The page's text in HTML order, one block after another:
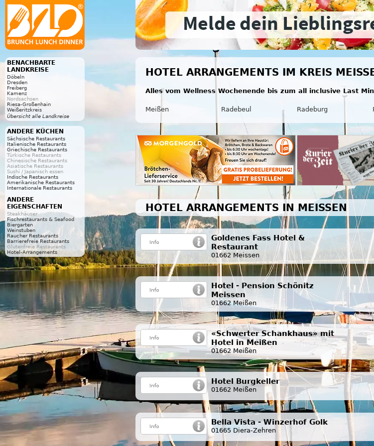
BENACHBARTE
LANDKREISE
Döbeln
Dresden
Freiberg
Kamenz
Nordsachsen
Riesa-Großenhain
Weißeritzkreis
Übersicht alle Landkreise
ANDERE KÜCHEN
Sächsische Restaurants
Italienische Restaurants
Griechische Restaurants
Türkische Restaurants
Chinesische Restaurants
Asiatische Restaurants
Sushi / Japanisch essen
Indische Restaurants
Amerikanische Restaurants
Internationale Restaurants
ANDERE
EIGENSCHAFTEN
Steakhäuser
Fischrestaurants & Seafood
Biergarten
Weinstuben
Raucher Restaurants
Barrierefreie Restaurants
Glutenfreie Restaurants
Hotel-Arrangements
HOTEL ARRANGEMENTS IM KREIS
Alles vom Wellness Wochenende bis zum all inclusive Last
Meißen Radebeul Radeburg
HOTEL ARRANGEMENTS IN MEISSEN
Goldenes Fass Hotel &
Restaurant
01662 Meissen
Hotel - Pension Schönitz
Meissen
01662 Meißen
«Schwerter Schankhaus» mit
Hotel in Meißen
01662 Meißen
Hotel Burgkeller
01662 Meißen
Bella Vista - Winzerhof Golk
01665 Diera-Zehren